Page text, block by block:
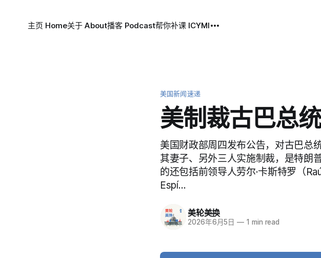
主页 Home关于 About播客 Podcast帮你补课 ICYMI
美国新闻速递
美制裁古巴总
美国财政部周四发布公告，对古巴总
其妻子、另外三人实施制裁，是特朗
的还包括前领导人劳尔·卡斯特罗（
Espí…
美轮美换
2026年6月5日 — 1 min read